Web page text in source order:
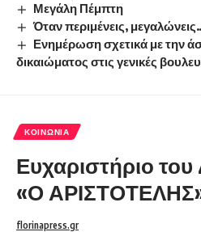
Μεγάλη Πέμπτη
Όταν περιμένεις,
Ενημέρωση σχετικά με την
δικαιώματος στις γενικές
ΚΟΙΝΩΝΊΑ
Ευχαριστήριο
«Ο
florinapress.gr